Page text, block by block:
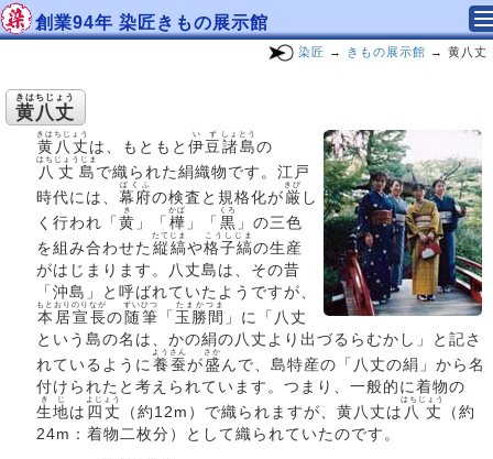
創業94年 染匠きもの展示館
染匠 → きもの展示館 → 黄八丈
黄八丈
きはちじょう
黄八丈
きはちじょう
は、もともと 伊豆
いず
諸島
しょとう
の
八丈島
はちじょうじま
で織られた絹織物です。江戸
時代には、 幕府
ばくふ
の検査と規格化が厳
きび
し
く行われ「黄
き
」「 樺
かば
」「 黒
くろ
」の三色
を組み合わせた 縦縞
たてじま
や格子縞
こうしじま
の生産
がはじまります。八丈島は、その昔
「沖島」と呼ばれていたようですが、
本居
もとおり
宣長
のりなが
の随筆
ずいひつ
「 玉勝間
たまかつま
」に「八丈
という島の名は、かの絹の八丈より出づるらむかし」と記さ
れているように養蚕
ようさん
が盛
さか
んで、島特産の「八丈の絹」から名
付けられたと考えられています。つまり、一般的に着物の
生地
きじ
は 四丈
よじょう
（約12m）で織られますが、黄八丈は 八丈
はちじょう
（約
24m：着物二枚分）として織られていたのです。